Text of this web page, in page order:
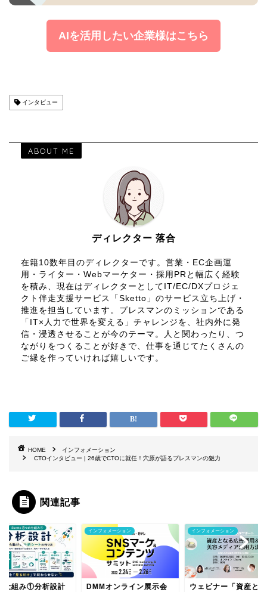
AIを活用したい企業様はこちら
インタビュー
ABOUT ME
ディレクター 落合
在籍10数年目のディレクターです。営業・EC企画運
用・ライター・Webマーケター・採用PRと幅広く経験
を積み、現在はディレクターとしてIT/EC/DXプロジェ
クト伴走支援サービス「Sketto」のサービス立ち上げ・
推進を担当しています。プレスマンのミッションである
「IT×人力で世界を変える」チャレンジを、社内外に発
信・浸透させることが今のテーマ。人と関わったり、つ
ながりをつくることが好きで、仕事を通じてたくさんの
ご縁を作っていければ嬉しいです。
HOME
インフォメーション
CTOインタビュー | 26歳でCTOに就任！穴原が語るプレスマンの魅力
関連記事
ォメーション
オンライン展示会
インフォメーション
ウェビナー「資産となる
インフォメーション
未来の事業を創造す